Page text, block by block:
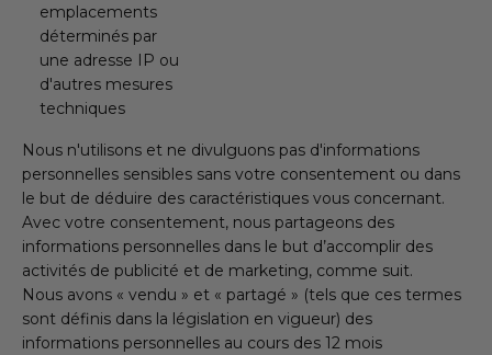
emplacements
déterminés par
une adresse IP ou
d'autres mesures
techniques
Nous n'utilisons et ne divulguons pas d'informations
personnelles sensibles sans votre consentement ou dans
le but de déduire des caractéristiques vous concernant.
Avec votre consentement, nous partageons des
informations personnelles dans le but d’accomplir des
activités de publicité et de marketing, comme suit.
Nous avons « vendu » et « partagé » (tels que ces termes
sont définis dans la législation en vigueur) des
informations personnelles au cours des 12 mois